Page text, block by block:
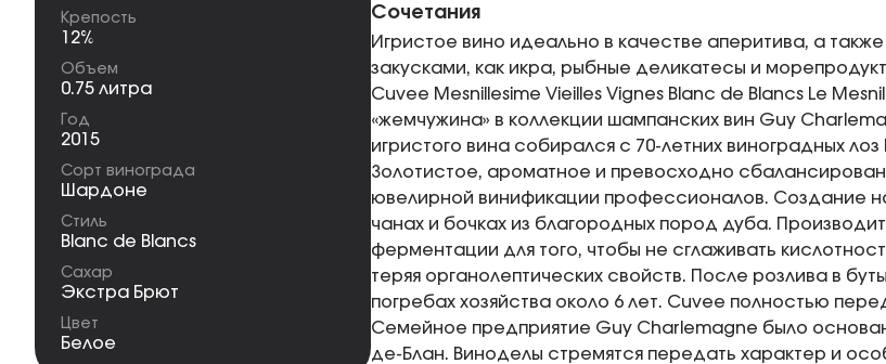
Крепость
12%
Объем
0.75 литра
Год
2015
Сорт винограда
Шардоне
Стиль
Blanc de Blancs
Сахар
Экстра Брют
Цвет
Белое
Сочетания
Игристое вино идеально в качестве аперитива, а
закусками, как икра, рыбные деликатесы и
Cuvee Mesnillesime Vieilles Vignes Blanc de Blancs Le
«жемчужина» в коллекции шампанских вин Guy
игристого вина собирался с 70-летних виноградных
Золотистое, ароматное и превосходно
ювелирной винификации профессионалов. Создание
чанах и бочках из благородных пород дуба.
ферментации для того, чтобы не сглаживать
теряя органолептических свойств. После розлива в
погребах хозяйства около 6 лет. Cuvee полностью
Семейное предприятие Guy Charlemagne было
де-Блан. Виноделы стремятся передать характер и